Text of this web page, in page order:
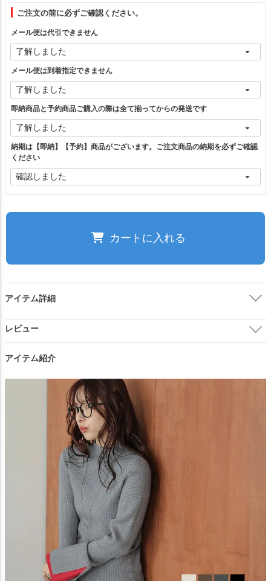
グレー カートに入れる
アイボリー
モカ カートに入れる
ご注文の前に必ずご確認ください。
メール便は代引できません
メール便は到着指定できません
即納商品と予約商品ご購入の際は全て揃ってからの発送です
納期は【即納】【予約】商品がございます。ご注文商品の納期を必ずご確認
ください
カートに入れる
アイテム詳細
アイテム紹介